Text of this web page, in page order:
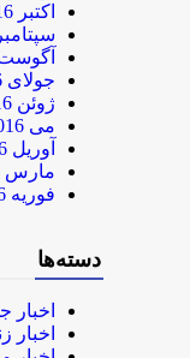
اکتبر 2016
سپتامبر 2016
آگوست
جولای 2016
ژوئن 2016
می 2016
آوریل 2016
مارس 2016
فوریه 2016
دسته‌ها
اخبار
اخبار